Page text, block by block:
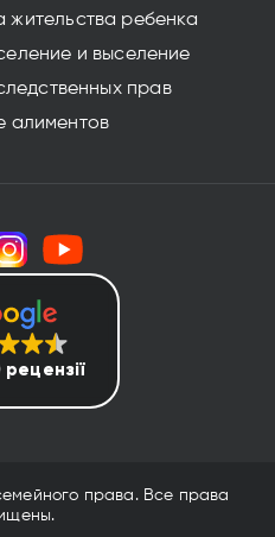
ребенка
и выселение
прав
алиментов
рецензії
права. Все права